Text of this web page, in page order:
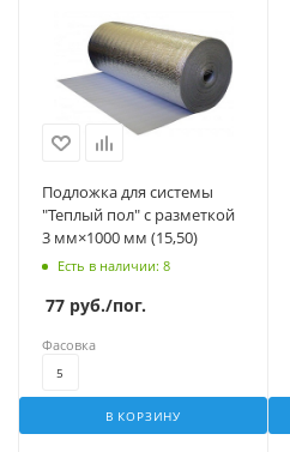
Подложка для системы
"Теплый пол" с разметкой
3 мм×1000 мм (15,50)
Есть в наличии: 8
77 руб./пог.
В КОРЗИНУ
Фасовка
5